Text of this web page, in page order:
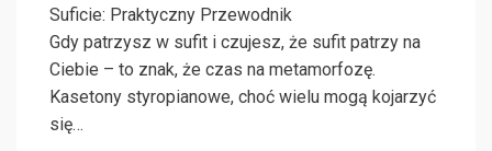
Suficie: Praktyczny Przewodnik
Gdy patrzysz w sufit i czujesz, że sufit patrzy na
Ciebie – to znak, że czas na metamorfozę.
Kasetony styropianowe, choć wielu mogą kojarzyć
się…